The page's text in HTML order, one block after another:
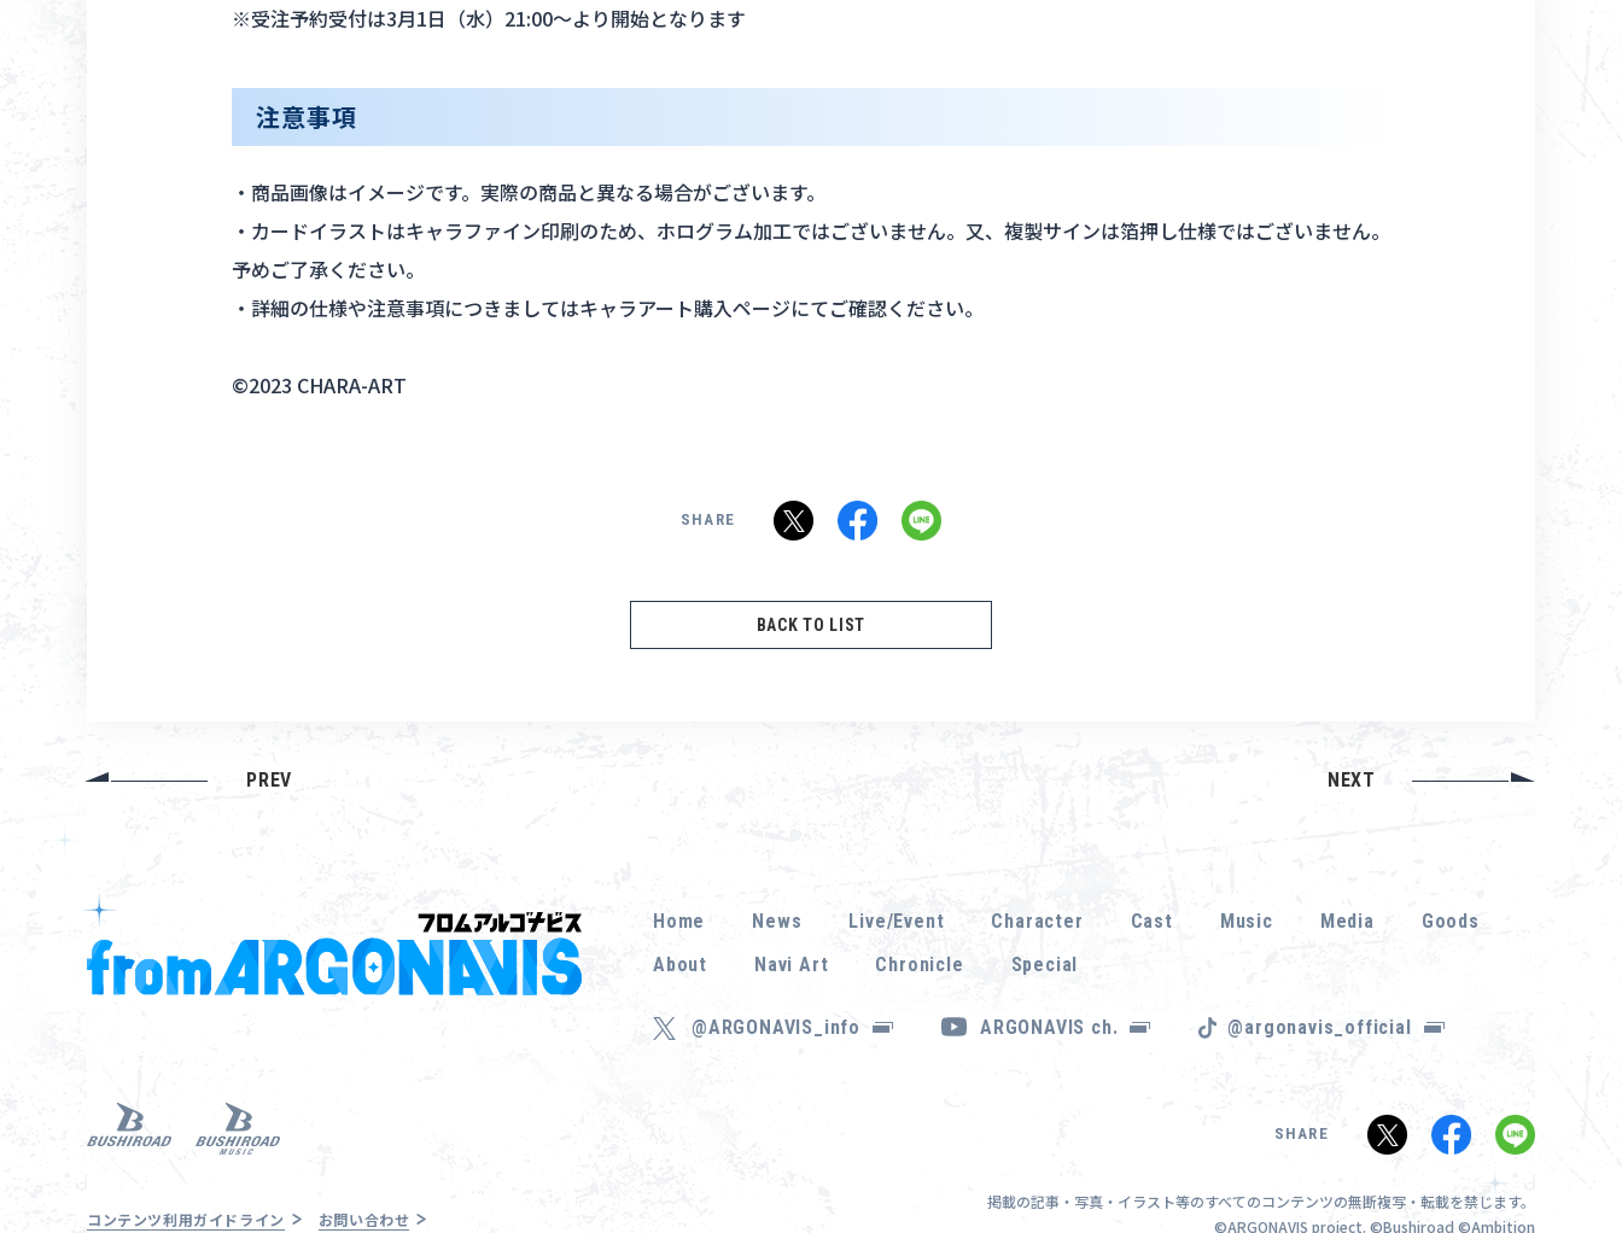
※受注予約受付は3月1日（水）21:00～より開始となります
注意事項
・商品画像はイメージです。実際の商品と異なる場合がございます。
・カードイラストはキャラファイン印刷のため、ホログラム加工ではございません。又、複製サインは箔押し仕様ではございません。
予めご了承ください。
・詳細の仕様や注意事項につきましてはキャラアート購入ページにてご確認ください。
©2023 CHARA-ART
SHARE
BACK TO LIST
PREV NEXT
Home News Live/Event Character Cast Music Media
Goods
About
Navi Art Chronicle Special
@ARGONAVIS_info ARGONAVIS ch. @argonavis_official
コンテンツ利用ガイドライン お問い合わせ
SHARE
掲載の記事・写真・イラスト等のすべてのコンテンツの無断複写・転載を禁じます。
©ARGONAVIS project. ©Bushiroad ©Ambition